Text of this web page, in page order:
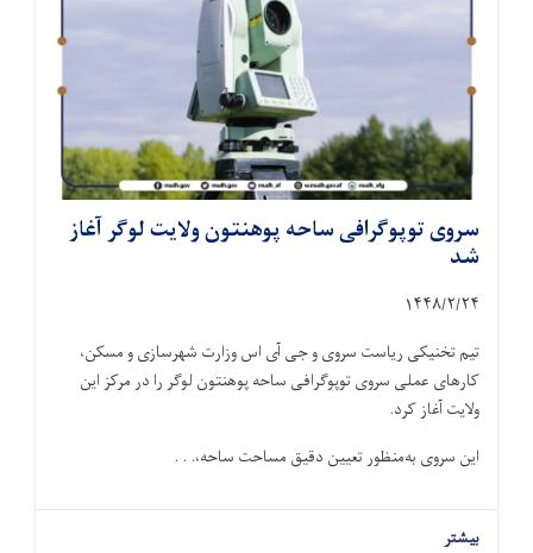
سروی توپوگرافی ساحه پوهنتون ولایت لوگر آغاز
شد
۱۴۴۸/۲/۲۴
تیم تخنیکی ریاست سروی و جی آی اس وزارت شهرسازی و مسکن،
کارهای عملی سروی توپوگرافی ساحه پوهنتون لوگر را در مرکز این
ولایت آغاز کرد.
این سروی به‌منظور تعیین دقیق مساحت ساحه،. . .
بیشتر